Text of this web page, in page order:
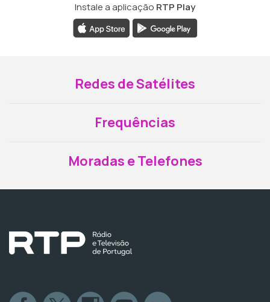
Instale a aplicação RTP Play
Redes de Satélites
Frequências
Moradas e Telefones